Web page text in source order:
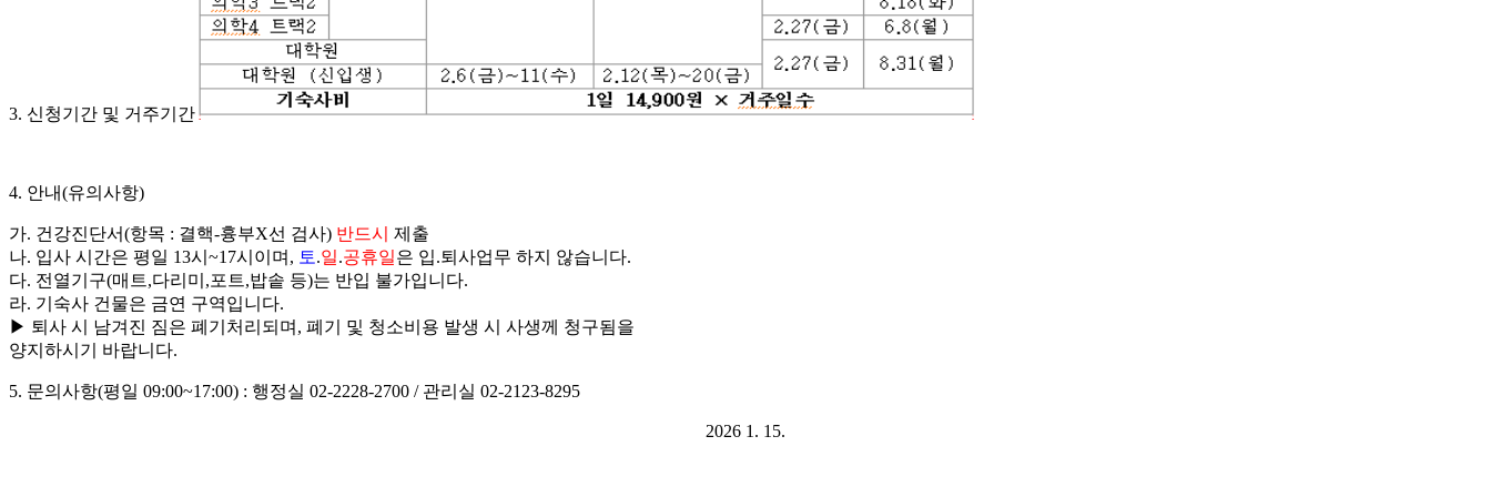
3. 신청기간 및 거주기간
4. 안내(유의사항)
가. 건강진단서(항목 : 결핵-흉부X선 검사) 반드시 제출
나. 입사 시간은 평일 13시~17시이며, 토.일.공휴일은 입.퇴사업무 하지 않습니다.
다. 전열기구(매트,다리미,포트,밥솥 등)는 반입 불가입니다.
라. 기숙사 건물은 금연 구역입니다.
▶ 퇴사 시 남겨진 짐은 폐기처리되며, 폐기 및 청소비용 발생 시 사생께 청구됨을
양지하시기 바랍니다.
5. 문의사항(평일 09:00~17:00) : 행정실 02-2228-2700 / 관리실 02-2123-8295
2026 1. 15.